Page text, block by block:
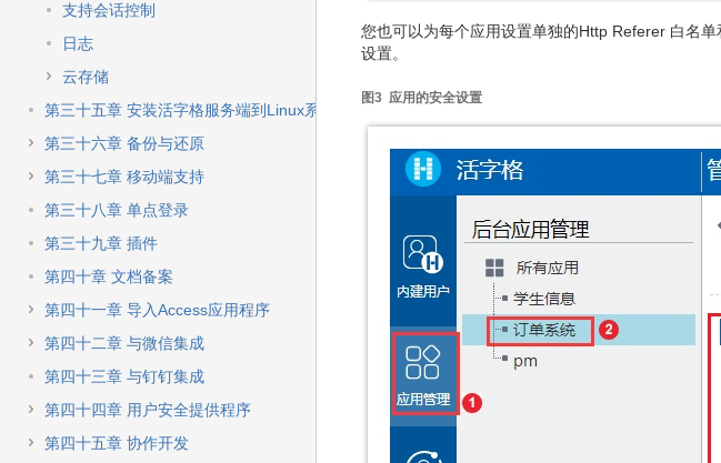
支持会话控制
日志
云存储
第三十五章 安装活字格服务端到Linux系统
第三十六章 备份与还原
第三十七章 移动端支持
第三十八章 单点登录
第三十九章 插件
第四十章 文档备案
第四十一章 导入Access应用程序
第四十二章 与微信集成
第四十三章 与钉钉集成
第四十四章 用户安全提供程序
第四十五章 协作开发
您也可以为每个应用设置单独的Http Referer 白名
设置。
图3 应用的安全设置